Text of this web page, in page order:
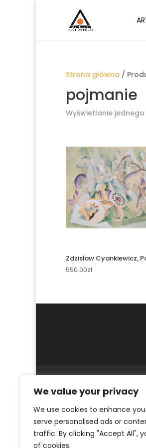
We value your privacy
We use cookies to enhance
serve personalised ads or
traffic. By clicking "Accept All",
of cookies.
Strona główna /
pojmanie
Wyświetlanie jednego
Zdzisław Cyankiewicz,
550.00zł
© ArtKrak Auction